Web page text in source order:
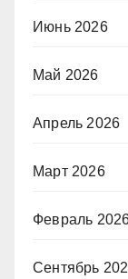
Июнь 2026
Май 2026
Апрель 2026
Март 2026
Февраль
Сентябрь